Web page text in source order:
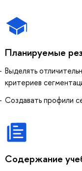
Планируемые
Выделять
критериев
Создавать профили
Содержание